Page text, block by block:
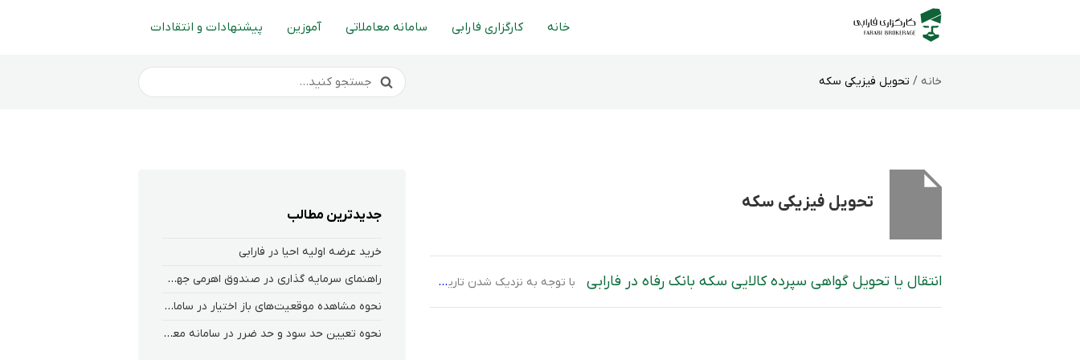
خانه کارگزاری فارابی سامانه معاملاتی آموزین پیشنهادات و انتقادات
خانه / تحویل فیزیکی سکه
تحویل فیزیکی سکه
انتقال یا تحویل گواهی سپرده کالایی سکه بانک رفاه در فارابی با توجه به نزدیک شدن تاریخ سررسید گواهی سپرده سکه رفاه، لازم است دارندگان این گواهی‌ها پیش از فرا رسیدن سررسید نسبت به فروش، انتقال دارایی، یا تحویل فیزیکی سکه از خزانه بانک رفاه اقدام نمایند. با توجه به آخرین اطلاعیه شرکت بورس کالای ایران و سررسید نماد گواهی سپرده کالایی “تمام سکه طرح جدید […]
جدیدترین مطالب
خرید عرضه اولیه احیا در فارابی
راهنمای سرمایه گذاری در صندوق اهرمی جهش
نحوه‌ مشاهده‌ موقعیت‌های باز اختیار در سامانه هلیوم و نکست
نحوه تعیین حد سود و حد ضرر در سامانه معاملاتی کارگزاری فارابی